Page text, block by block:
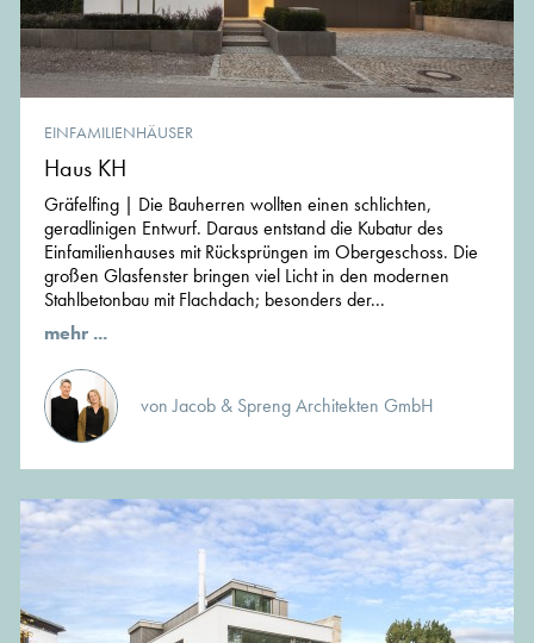
EINFAMILIENHÄUSER
Haus KH
Gräfelfing | Die Bauherren wollten einen schlichten,
geradlinigen Entwurf. Daraus entstand die Kubatur des
Einfamilienhauses mit Rücksprüngen im Obergeschoss. Die
großen Glasfenster bringen viel Licht in den modernen
Stahlbetonbau mit Flachdach; besonders der...
mehr ...
von Jacob & Spreng Architekten GmbH